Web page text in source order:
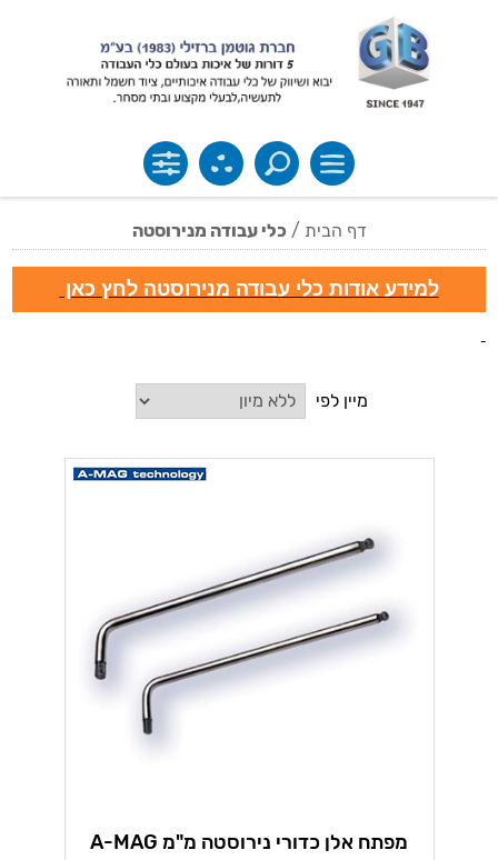
דף הבית / כלי עבודה מנירוסטה
למידע אודות כלי עבודה מנירוסטה לחץ כאן
מיין לפי
מפתח אלן כדורי נירוסטה מ"מ A-MAG